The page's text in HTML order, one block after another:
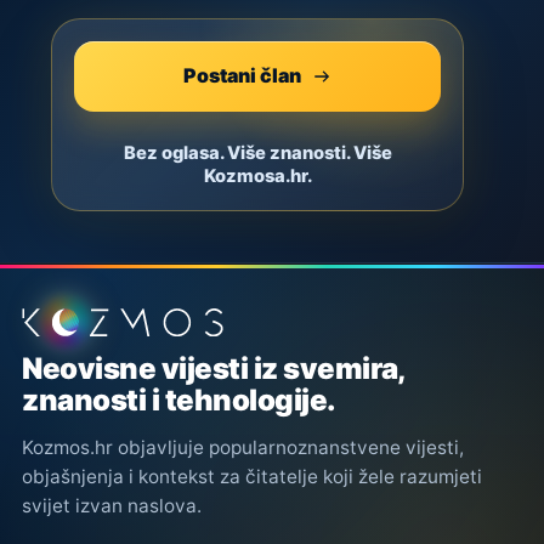
Postani član
Bez oglasa. Više znanosti. Više
Kozmosa.hr.
Podnožje stranice
Neovisne vijesti iz svemira,
znanosti i tehnologije.
Kozmos.hr objavljuje popularnoznanstvene vijesti,
objašnjenja i kontekst za čitatelje koji žele razumjeti
svijet izvan naslova.